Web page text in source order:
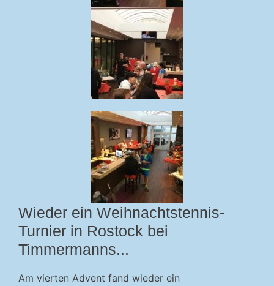
Wieder ein Weihnachtstennis-
Turnier in Rostock bei
Timmermanns...
Am vierten Advent fand wieder ein